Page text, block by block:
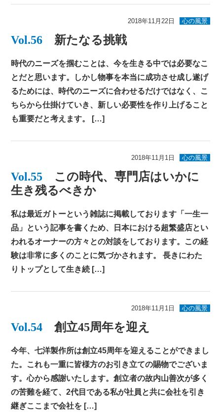
2018年11月22日 心の風景
Vol.56 新たなる挑戦
時代のニーズを掴むことは、今を生きる中では必要なこ
とだと思います。しかし物事を本当に成功させ成し遂げ
るためには、時代のニーズに合わせるだけではなく、こ
ちらから仕掛けていき、新しい必要性を作り上げること
も重要だと考えます。 […]
2018年11月1日 心の風景
Vol.55
この時代、専門店はいかに
生き残るべきか
私は最近ガトーという雑誌に掲載しております「一生一
品」という記事を書くため、日本における超繁盛店とい
われるオーナーの方々との対談をしております。この経
験は非常に多くのことに気づかされます。 長きにわた
りトップとして生き続 […]
2018年11月1日 心の風景
Vol.54 創立45周年を迎え
今年、七洋製作所は創立45周年を迎えることができまし
た。これも一重に皆様方のお引き立ての賜物でございま
す。心から感謝いたします。創立者の故内山善次が多く
の苦難を経て、2代目である私が社員と共に会社を引き
継ぎここまで会社を […]